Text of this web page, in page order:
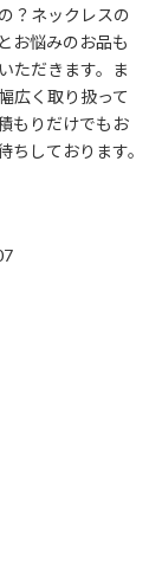
？ネックレスの
お悩みのお品も
ただきます。ま
広く取り扱って
もりだけでもお
しております。